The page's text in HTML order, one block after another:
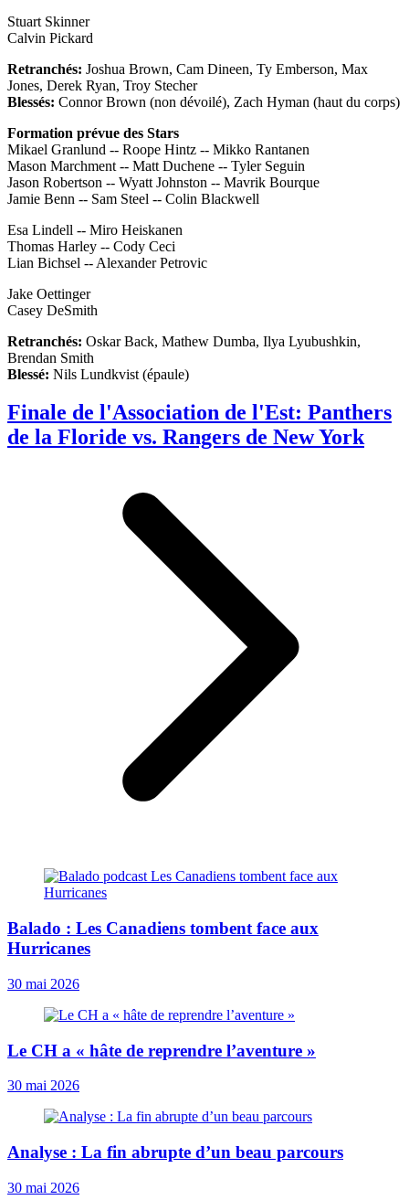
Stuart Skinner
Calvin Pickard
Retranchés: Joshua Brown, Cam Dineen, Ty Emberson, Max
Jones, Derek Ryan, Troy Stecher
Blessés: Connor Brown (non dévoilé), Zach Hyman (haut du corps)
Formation prévue des Stars
Mikael Granlund -- Roope Hintz -- Mikko Rantanen
Mason Marchment -- Matt Duchene -- Tyler Seguin
Jason Robertson -- Wyatt Johnston -- Mavrik Bourque
Jamie Benn -- Sam Steel -- Colin Blackwell
Esa Lindell -- Miro Heiskanen
Thomas Harley -- Cody Ceci
Lian Bichsel -- Alexander Petrovic
Jake Oettinger
Casey DeSmith
Retranchés: Oskar Back, Mathew Dumba, Ilya Lyubushkin,
Brendan Smith
Blessé: Nils Lundkvist (épaule)
Finale de l'Association de l'Est: Panthers
de la Floride vs. Rangers de New York
Balado : Les Canadiens tombent face aux
Hurricanes
30 mai 2026
Le CH a « hâte de reprendre l’aventure »
30 mai 2026
Analyse : La fin abrupte d’un beau parcours
30 mai 2026